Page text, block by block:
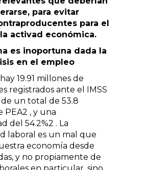
para evitar
para el
activad económica.
es inoportuna dada la
en el empleo
19.91 millones de
registrados ante el IMSS
de un total de 53.8
PEA2 , y una
del 54.2%2 . La
laboral es un mal que
economía desde
y no propiamente de